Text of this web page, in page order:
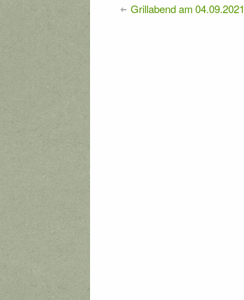
Grillabend am 04.09.2021